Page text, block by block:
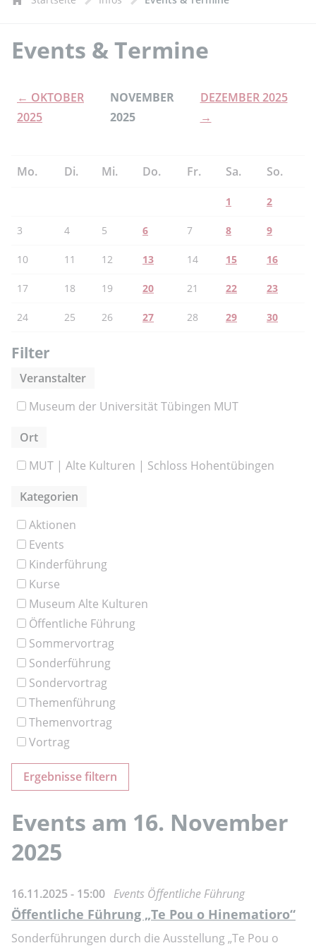
Events & Termine
← OKTOBER
2025
NOVEMBER
2025
DEZEMBER 2025
→
Mo. Di. Mi. Do. Fr. Sa. So.
1 2
3 4 5 6 7 8 9
10 11 12 13 14 15 16
17 18 19 20 21 22 23
24 25 26 27 28 29 30
Filter
Veranstalter
Museum der Universität Tübingen MUT
Ort
MUT | Alte Kulturen | Schloss Hohentübingen
Kategorien
Aktionen
Events
Kinderführung
Kurse
Museum Alte Kulturen
Öffentliche Führung
Sommervortrag
Sonderführung
Sondervortrag
Themenführung
Themenvortrag
Vortrag
Events am 16. November
2025
16.11.2025 - 15:00 Events Öffentliche Führung
Öffentliche Führung „Te Pou o Hinematioro“
Sonderführungen durch die Ausstellung „Te Pou o